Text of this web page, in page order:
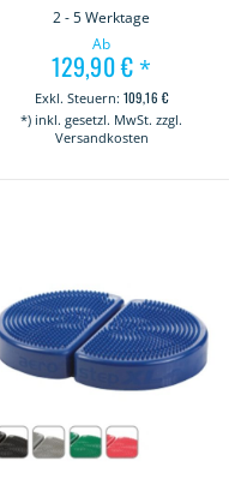
2 - 5 Werktage
Ab
129,90 €*
109,16 €
*) inkl. gesetzl. MwSt. zzgl.
Versandkosten